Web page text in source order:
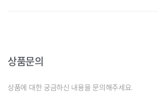
상품문의
상품에 대한 궁금하신 내용을 문의해주세요.